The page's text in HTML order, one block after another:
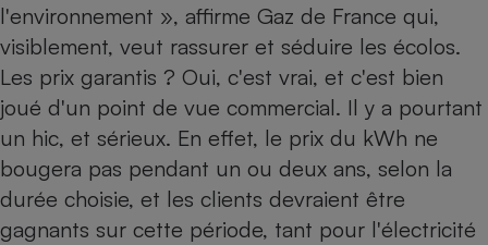
l'environnement », affirme Gaz de France qui,
visiblement, veut rassurer et séduire les écolos.
Les prix garantis ? Oui, c'est vrai, et c'est bien
joué d'un point de vue commercial. Il y a pourtant
un hic, et sérieux. En effet, le prix du kWh ne
bougera pas pendant un ou deux ans, selon la
durée choisie, et les clients devraient être
gagnants sur cette période, tant pour l'électricité